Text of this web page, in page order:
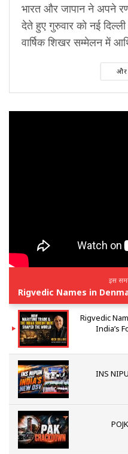
भारत और जापान ने अपने
देते हुए गुरुवार को नई
वार्षिक शिखर सम्मेलन में
और
इस
Rigvedic
India’s
INS